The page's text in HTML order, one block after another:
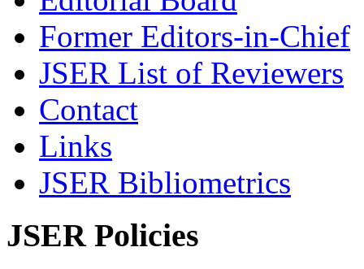
Former Editors-in-Chief
JSER List of Reviewers
Contact
Links
JSER Bibliometrics
JSER Policies